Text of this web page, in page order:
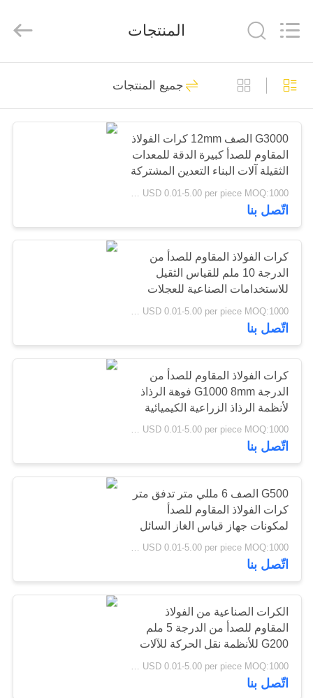
الصفحة
الرئيسية
منتجات
معلومات
جولة
في
المعمل
مراقبة
الجودة
اتصل
أخبار
حالات
اطلب
اقتباس
خريطة
الموقع
Management
Services
All
Reserved.
كرات الفولاذ المقاوم
للصدأ
الكرة المصنوعة من
الصلب الكربوني
48
كرات الصلب الكروم
36
الكرة الصلب جوفاء
48
23
المنتجات
جميع المنتجات
G3000 الصف 12mm كرات الفولاذ
المقاوم للصدأ كبيرة الدقة للمعدات
الثقيلة آلات البناء التعدين المشتركة
اتّصل بنا
كرات الفولاذ المقاوم للصدأ من
الدرجة 10 ملم للقياس الثقيل
للاستخدامات الصناعية للعجلات
الراسخة
USD 0.01-5.00 per piece MOQ:1000 قطعة
اتّصل بنا
كرات الفولاذ المقاوم للصدأ من
الدرجة G1000 8mm فوهة الرذاذ
لأنظمة الرذاذ الزراعية الكيميائية
الصناعية
USD 0.01-5.00 per piece MOQ:1000 قطعة
اتّصل بنا
G500 الصف 6 مللي متر تدفق متر
كرات الفولاذ المقاوم للصدأ
لمكونات جهاز قياس الغاز السائل
مقياس دوار الاستشعار
USD 0.01-5.00 per piece MOQ:1000 قطعة
اتّصل بنا
الكرات الصناعية من الفولاذ
المقاوم للصدأ من الدرجة 5 ملم
G200 للأنظمة نقل الحركة للآلات
الثقيلة
اتّصل بنا